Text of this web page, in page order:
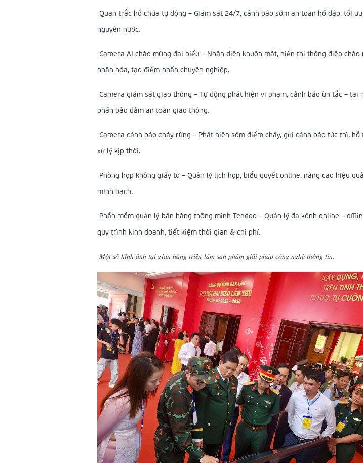
Quan trắc hồ chứa tự động – Giám sát 24/7, cảnh báo sớm an toàn hồ đập, tối
nguyên nước.
Camera AI chào mừng đại biểu – Nhận diện khuôn mặt, hiển thị thông điệp chào
nhân hóa, tạo điểm nhấn chuyên nghiệp.
Camera giám sát giao thông – Tự động phát hiện vi phạm, cảnh báo ùn tắc – tai
phần bảo đảm an toàn giao thông.
Camera cảnh báo cháy rừng – Phát hiện sớm điểm cháy, gửi cảnh báo tức thì,
xử lý kịp thời.
Phòng họp không giấy tờ – Quản lý lịch họp, biểu quyết online, nâng cao hiệu
minh bạch.
Phần mềm quản lý bán hàng thông minh Tendoo – Quản lý đa kênh online –
quy trình kinh doanh, tiết kiệm thời gian & chi phí.
𝑀𝑜̣̂𝑡 𝑠𝑜̂́ ℎ𝑖̀𝑛ℎ 𝑎̉𝑛ℎ 𝑡𝑎̣𝑖 𝑔𝑖𝑎𝑛 ℎ𝑎̀𝑛𝑔 𝑡𝑟𝑖𝑒̂̉𝑛 𝑙𝑎̃𝑚 𝑠𝑎̉𝑛 𝑝ℎ𝑎̂̉𝑚 𝑔𝑖𝑎̉𝑖 𝑝ℎ𝑎́𝑝 𝑐𝑜̂𝑛𝑔 𝑛𝑔ℎ𝑒̣̂ 𝑡ℎ𝑜̂𝑛𝑔 𝑡𝑖𝑛.